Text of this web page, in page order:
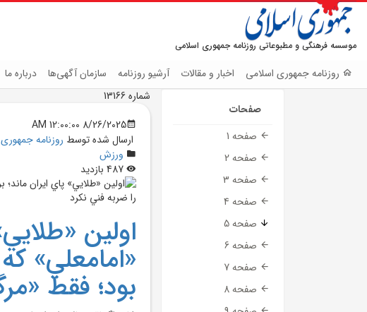
موسسه فرهنگی و مطبوعاتی روزنامه جمهوری اسلامی
روزنامه جمهوری اسلامی اخبار و مقالات آرشیو روزنامه سازمان آگهی‌ها درباره ما
صفحات
صفحه 1
صفحه 2
صفحه 3
صفحه 4
صفحه 5
صفحه 6
صفحه 7
صفحه 8
شماره 13166
8/26/2025 12:00:00 AM
ارسال شده توسط روزنامه
ورزش
اولين
«امامعلي»
بود؛ فقط